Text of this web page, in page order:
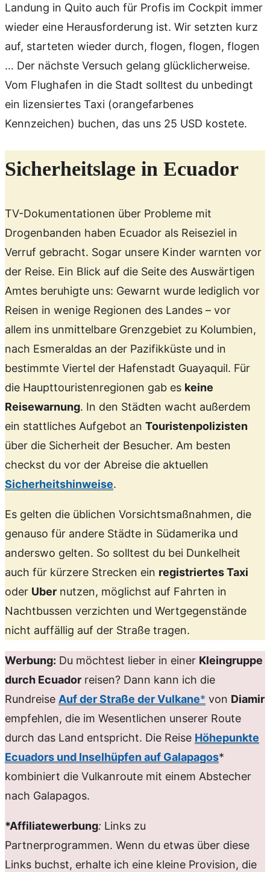
Landung in Quito auch für Profis im Cockpit immer
wieder eine Herausforderung ist. Wir setzten kurz
auf, starteten wieder durch, flogen, flogen, flogen
… Der nächste Versuch gelang glücklicherweise.
Vom Flughafen in die Stadt solltest du unbedingt
ein lizensiertes Taxi (orangefarbenes
Kennzeichen) buchen, das uns 25 USD kostete.
Sicherheitslage in Ecuador
TV-Dokumentationen über Probleme mit
Drogenbanden haben Ecuador als Reiseziel in
Verruf gebracht. Sogar unsere Kinder warnten vor
der Reise. Ein Blick auf die Seite des Auswärtigen
Amtes beruhigte uns: Gewarnt wurde lediglich vor
Reisen in wenige Regionen des Landes – vor
allem ins unmittelbare Grenzgebiet zu Kolumbien,
nach Esmeraldas an der Pazifikküste und in
bestimmte Viertel der Hafenstadt Guayaquil. Für
die Haupttouristenregionen gab es keine
Reisewarnung. In den Städten wacht außerdem
ein stattliches Aufgebot an Touristenpolizisten
über die Sicherheit der Besucher. Am besten
checkst du vor der Abreise die aktuellen
Sicherheitshinweise.
Es gelten die üblichen Vorsichtsmaßnahmen, die
genauso für andere Städte in Südamerika und
anderswo gelten. So solltest du bei Dunkelheit
auch für kürzere Strecken ein registriertes Taxi
oder Uber nutzen, möglichst auf Fahrten in
Nachtbussen verzichten und Wertgegenstände
nicht auffällig auf der Straße tragen.
Werbung: Du möchtest lieber in einer Kleingruppe
durch Ecuador reisen? Dann kann ich die
Rundreise Auf der Straße der Vulkane* von Diamir
empfehlen, die im Wesentlichen unserer Route
durch das Land entspricht. Die Reise Höhepunkte
Ecuadors und Inselhüpfen auf Galapagos*
kombiniert die Vulkanroute mit einem Abstecher
nach Galapagos.
*Affiliatewerbung: Links zu
Partnerprogrammen. Wenn du etwas über diese
Links buchst, erhalte ich eine kleine Provision, die